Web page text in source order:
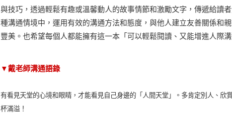
與技巧，透過輕鬆有趣或溫馨動人的故事情節和激勵文字，傳遞給讀
種溝通情境中，運用有效的溝通方法和態度，與他人建立友善關係和
豐美。也希望每個人都能擁有這一本「可以輕鬆閱讀、又能增進人際
▼戴老師溝通語錄
有看見天堂的心境和眼睛，才能看見自己身邊的「人間天堂」。多肯定別人、
杯滿溢！